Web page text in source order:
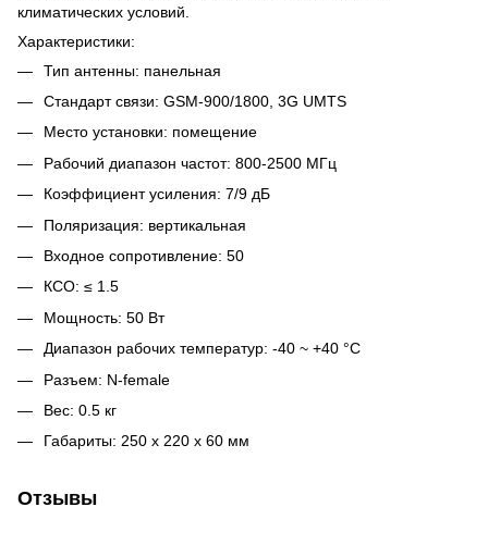
климатических условий.
Характеристики:
Тип антенны: панельная
Стандарт связи: GSM-900/1800, 3G UMTS
Место установки: помещение
Рабочий диапазон частот: 800-2500 МГц
Коэффициент усиления: 7/9 дБ
Поляризация: вертикальная
Входное сопротивление: 50
КСО: ≤ 1.5
Мощность: 50 Вт
Диапазон рабочих температур: -40 ~ +40 °C
Разъем: N-female
Вес: 0.5 кг
Габариты: 250 х 220 х 60 мм
Отзывы